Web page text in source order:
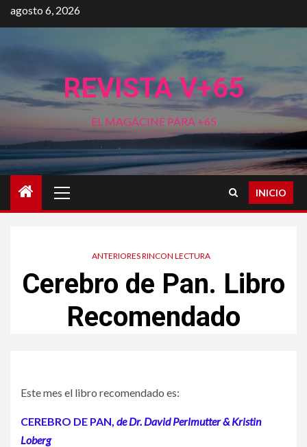
Saltar
al
agosto 6, 2026
REVISTA V+65
EL MAGACINE PARA +65
principal
INICIO
ANTERIORES RINCON LECTURA
Cerebro de Pan. Libro
Recomendado
Este mes el libro recomendado es:
CEREBRO DE PAN, de Dr. David Perlmutter & Kristin
Loberg